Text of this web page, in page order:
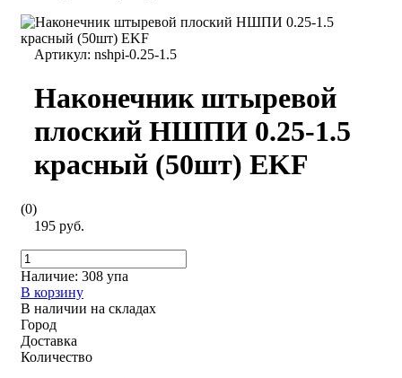
Артикул: nshpi-0.25-1.5
Наконечник штыревой
плоский НШПИ 0.25-1.5
красный (50шт) EKF
(0)
195 руб.
Наличие: 308 упа
В корзину
В наличии на складах
Город
Доставка
Количество